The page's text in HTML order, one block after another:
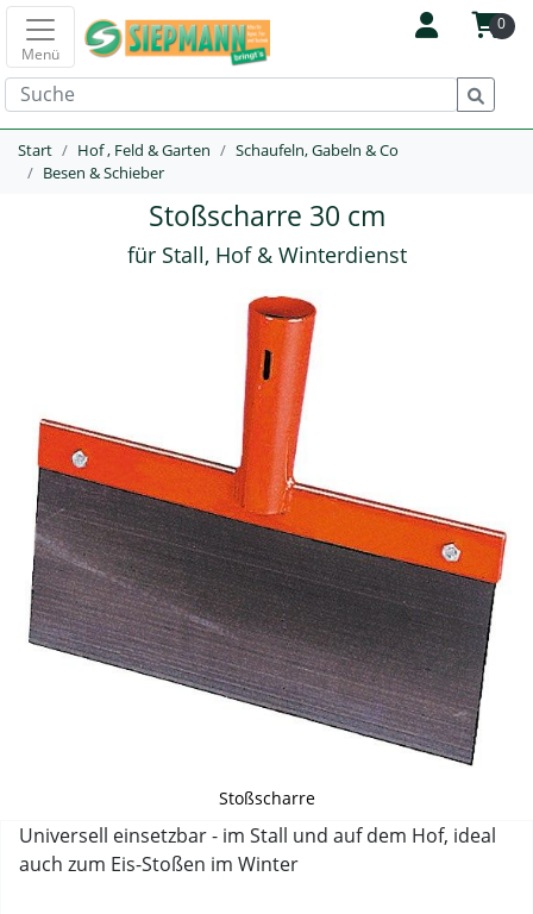
0
Menü
Start Hof , Feld & Garten
Schaufeln, Gabeln & Co
Besen & Schieber
Stoßscharre 30 cm
für Stall, Hof & Winterdienst
Stoßscharre
Universell einsetzbar - im Stall und auf dem Hof, ideal
auch zum Eis-Stoßen im Winter